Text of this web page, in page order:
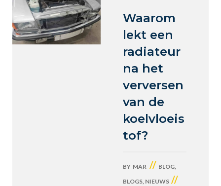
Waarom
lekt een
radiateur
na het
verversen
van de
koelvloeis
tof?
BY MAR // BLOG,
BLOGS, NIEUWS //